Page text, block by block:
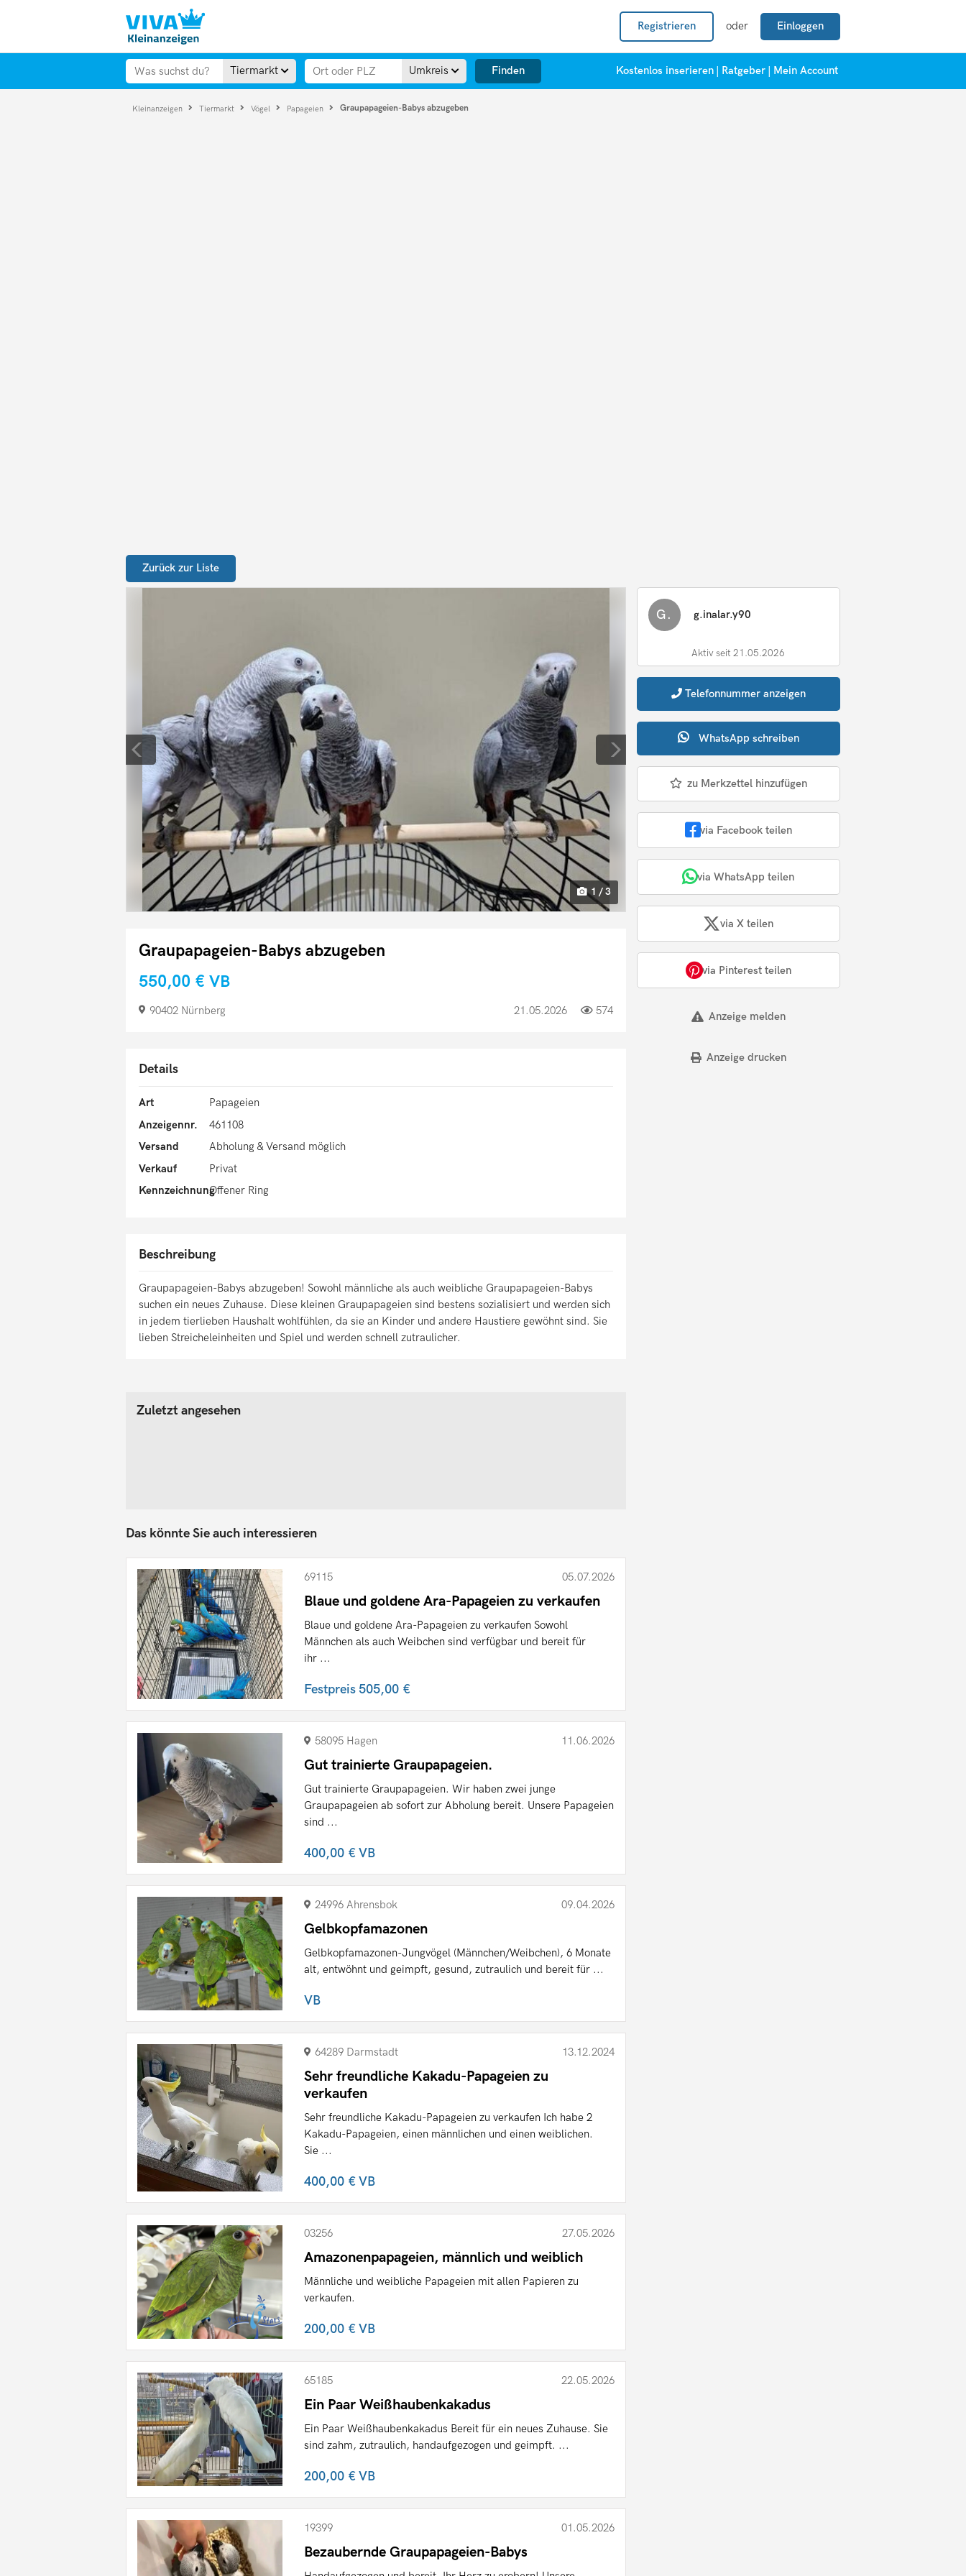
Registrieren oder Einloggen
Tiermarkt Umkreis Finden Kostenlos inserieren Ratgeber Mein Account
Kleinanzeigen Tiermarkt Vögel Papageien Graupapageien-Babys abzugeben
Zurück zur Liste
1 / 3
Graupapageien-Babys abzugeben
550,00 € VB
90402 Nürnberg 21.05.2026 574
Details
Art
Papageien
Anzeigennr.
461108
Versand
Abholung & Versand möglich
Verkauf
Privat
KennzeichnungOffener Ring
Beschreibung
Graupapageien-Babys abzugeben! Sowohl männliche als auch weibliche Graupapageien-Babys
suchen ein neues Zuhause. Diese kleinen Graupapageien sind bestens sozialisiert und werden sich
in jedem tierlieben Haushalt wohlfühlen, da sie an Kinder und andere Haustiere gewöhnt sind. Sie
lieben Streicheleinheiten und Spiel und werden schnell zutraulicher.
G. g.inalar.y90
Aktiv seit 21.05.2026
Telefonnummer anzeigen
WhatsApp schreiben
zu Merkzettel hinzufügen
via Facebook teilen
via WhatsApp teilen
via X teilen
via Pinterest teilen
Anzeige melden
Anzeige drucken
Zuletzt angesehen
Das könnte Sie auch interessieren
69115 05.07.2026
Blaue und goldene Ara-Papageien zu verkaufen
Blaue und goldene Ara-Papageien zu verkaufen Sowohl
Männchen als auch Weibchen sind verfügbar und bereit für
ihr ...
Festpreis505,00 €
58095 Hagen 11.06.2026
Gut trainierte Graupapageien.
Gut trainierte Graupapageien. Wir haben zwei junge
Graupapageien ab sofort zur Abholung bereit. Unsere Papageien
sind ...
400,00 €VB
24996 Ahrensbok 09.04.2026
Gelbkopfamazonen
Gelbkopfamazonen-Jungvögel (Männchen/Weibchen), 6 Monate
alt, entwöhnt und geimpft, gesund, zutraulich und bereit für ...
VB
64289 Darmstadt 13.12.2024
Sehr freundliche Kakadu-Papageien zu
verkaufen
Sehr freundliche Kakadu-Papageien zu verkaufen Ich habe 2
Kakadu-Papageien, einen männlichen und einen weiblichen.
Sie ...
400,00 €VB
03256 27.05.2026
Amazonenpapageien, männlich und weiblich
Männliche und weibliche Papageien mit allen Papieren zu
verkaufen.
200,00 €VB
65185 22.05.2026
Ein Paar Weißhaubenkakadus
Ein Paar Weißhaubenkakadus Bereit für ein neues Zuhause. Sie
sind zahm, zutraulich, handaufgezogen und geimpft. ...
200,00 €VB
19399 01.05.2026
Bezaubernde Graupapageien-Babys